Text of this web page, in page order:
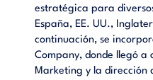
estratégica para
España, EE. UU.,
continuación, se
Company, donde llegó a
Marketing y la dirección